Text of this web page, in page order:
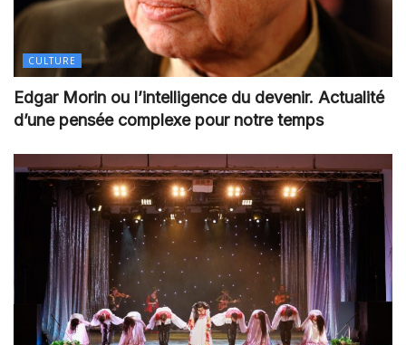
CULTURE
Edgar Morin ou l’intelligence du devenir. Actualité
d’une pensée complexe pour notre temps